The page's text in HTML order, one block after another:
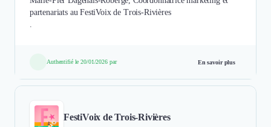
partenariats au FestiVoix de Trois-Rivières
Authentifié le 20/01/2026 par En savoir plus
FestiVoix de Trois-Rivières